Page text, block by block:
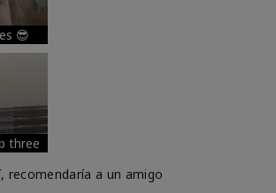
😎
three
recomendaría a un amigo